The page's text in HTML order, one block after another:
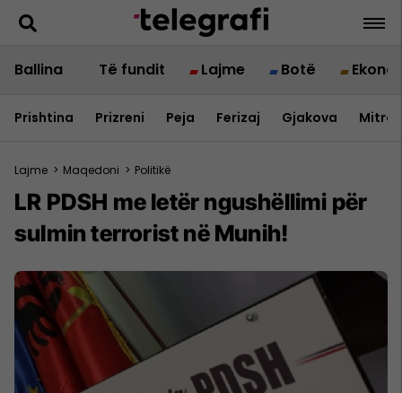
Ballina Të fundit Lajme Botë
Prishtina Prizreni Peja Ferizaj Gjakova
Lajme > Maqedoni > Politikë
LR PDSH me letër ngushëllimi për
sulmin terrorist në Munih!